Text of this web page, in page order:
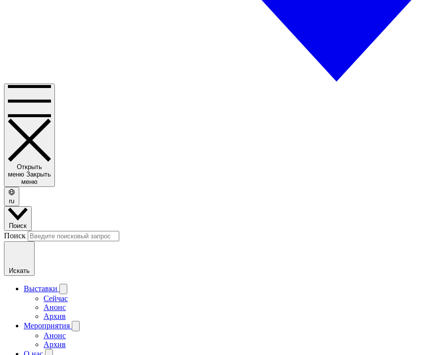
Открыть
меню Закрыть
меню
ru
Поиск
Поиск
Искать
Выставки
Сейчас
Анонс
Архив
Мероприятия
Анонс
Архив